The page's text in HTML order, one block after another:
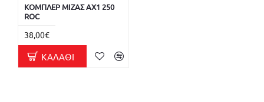
ΚΟΜΠΛΕΡ ΜΙΖΑΣ AX1 250
ROC
38,00€
ΚΑΛΆΘΙ